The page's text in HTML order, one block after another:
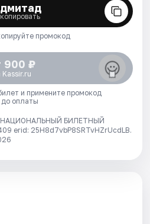
промокод
900 ₽
Kassir.ru
и примените промокод
до оплаты
НАЦИОНАЛЬНЫЙ БИЛЕТНЫЙ
erid: 25H8d7vbP8SRTvHZrUcdLB.